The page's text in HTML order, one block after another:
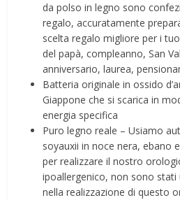
da polso in legno sono
regalo, accuratamente
scelta regalo migliore per i
del papà, compleanno, San
anniversario, laurea,
Batteria originale in ossido
Giappone che si scarica in
energia specifica
Puro legno reale – Usiamo
soyauxii in noce nera, ebano
per realizzare il nostro
ipoallergenico, non sono
nella realizzazione di questo